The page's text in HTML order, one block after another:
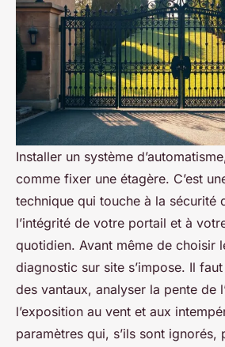
Installer un système
comme fixer une étagère. C’est
technique qui touche à la sécurité
l’intégrité de votre portail et à
quotidien. Avant même de choisir
diagnostic sur site s’impose. Il
des vantaux, analyser la pente de
l’exposition au vent et aux
paramètres qui, s’ils sont ignorés,